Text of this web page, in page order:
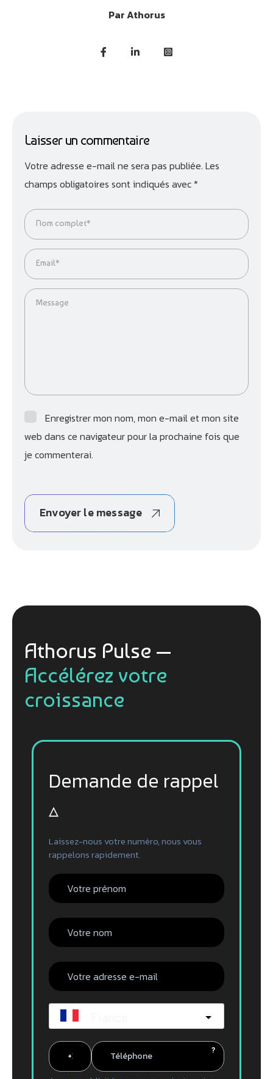
ParAthorus
Laisser un commentaire
Votre adresse e-mail ne sera pas publiée. Les
champs obligatoires sont indiqués avec*
Nom complet*
Email*
Message
Enregistrer mon nom, mon e-mail et mon site
web dans ce navigateur pour la prochaine fois que
je commenterai.
Envoyer le message
Athorus Pulse —
Accélérez votre
croissance
Demande de rappel
▵
Laissez-nous votre numéro, nous vous
rappelons rapidement.
?